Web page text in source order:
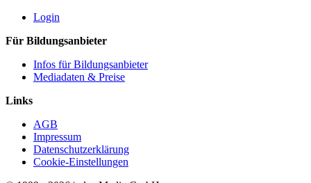
Login
Für Bildungsanbieter
Infos für Bildungsanbieter
Mediadaten & Preise
Links
AGB
Impressum
Datenschutzerklärung
Cookie-Einstellungen